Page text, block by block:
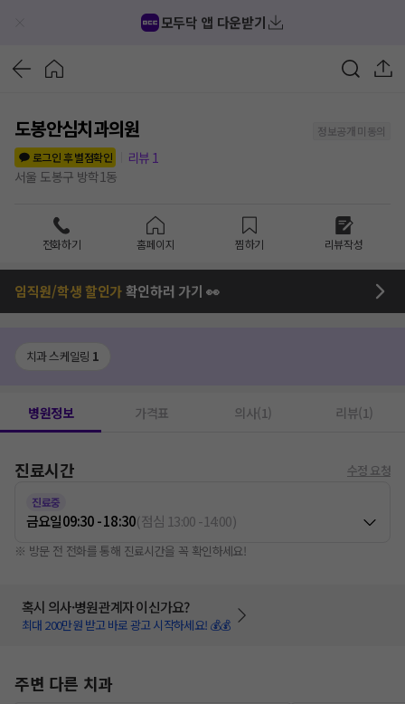
모두닥 앱 다운받기
도봉안심치과의원
정보공개 미동의
로그인 후 별점확인
리뷰 1
서울 도봉구 방학1동
전화하기 홈페이지 찜하기 리뷰작성
임직원/학생 할인가확인하러 가기 👀
치과 스케일링 1
병원정보 가격표 의사(1) 리뷰(1)
진료시간 수정 요청
진료중
금요일09:30 - 18:30(점심 13:00-14:00)
※ 방문 전 전화를 통해 진료시간을 꼭 확인하세요!
혹시 의사·병원관계자 이신가요?
최대 200만원 받고 바로 광고 시작하세요! 💰💰
주변 다른 치과